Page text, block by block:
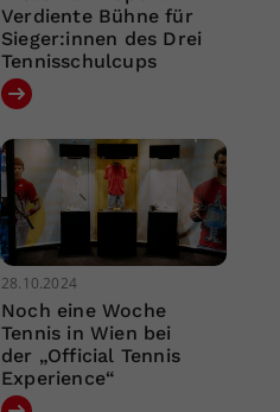
Verdiente Bühne für
Sieger:innen des Drei
Tennisschulcups
28.10.2024
Noch eine Woche
Tennis in Wien bei
der „Official Tennis
Experience“